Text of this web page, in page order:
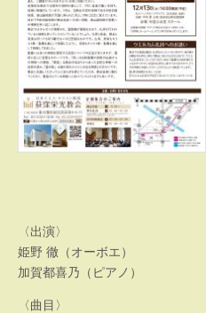
〈出演〉
姫野 徹（オーボエ）
加賀都喜乃（ピアノ）
〈曲目〉